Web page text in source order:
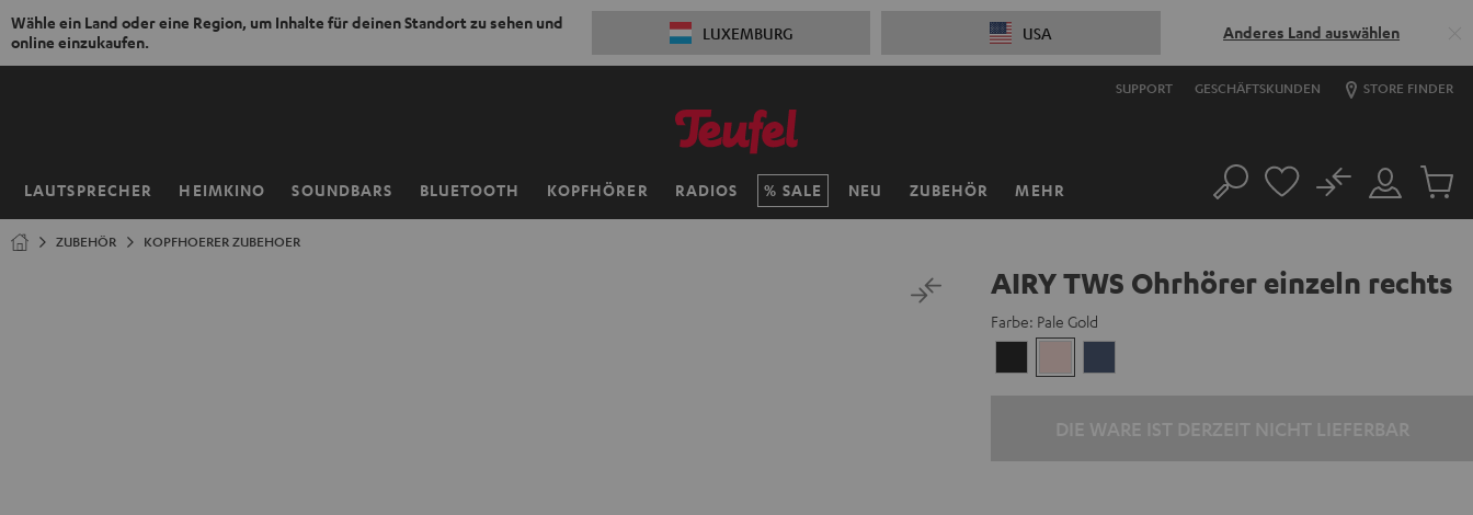
Wähle ein Land oder eine Region, um Inhalte für deinen Standort zu sehen und
online einzukaufen.
LUXEMBURG USA Anderes Land auswählen
ZUM
SUPPORT GESCHÄFTSKUNDEN STORE FINDER
LAUTSPRECHER HEIMKINO SOUNDBARS BLUETOOTH KOPFHÖRER RADIOS SALE NEU ZUBEHÖR MEHR
Startseite Suche
Mein
Konto
No
Artikel
ZUBEHÖR KOPFHOERER ZUBEHOER
AIRY TWS Ohrhörer einzeln rechts
Farbe: Pale Gold
Black Gold